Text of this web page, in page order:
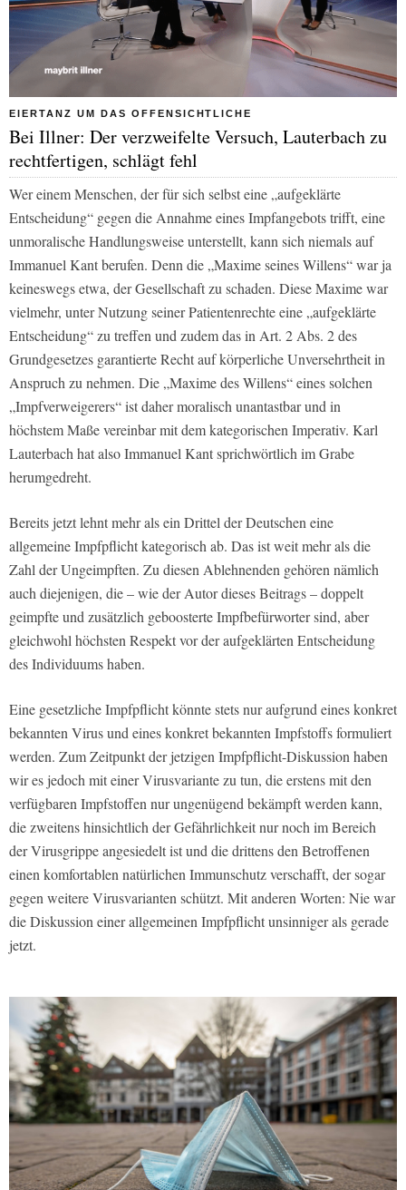
EIERTANZ UM DAS OFFENSICHTLICHE
Bei Illner: Der verzweifelte Versuch, Lauterbach zu
rechtfertigen, schlägt fehl
Wer einem Menschen, der für sich selbst eine „aufgeklärte
Entscheidung“ gegen die Annahme eines Impfangebots trifft, eine
unmoralische Handlungsweise unterstellt, kann sich niemals auf
Immanuel Kant berufen. Denn die „Maxime seines Willens“ war ja
keineswegs etwa, der Gesellschaft zu schaden. Diese Maxime war
vielmehr, unter Nutzung seiner Patientenrechte eine „aufgeklärte
Entscheidung“ zu treffen und zudem das in Art. 2 Abs. 2 des
Grundgesetzes garantierte Recht auf körperliche Unversehrtheit in
Anspruch zu nehmen. Die „Maxime des Willens“ eines solchen
„Impfverweigerers“ ist daher moralisch unantastbar und in
höchstem Maße vereinbar mit dem kategorischen Imperativ. Karl
Lauterbach hat also Immanuel Kant sprichwörtlich im Grabe
herumgedreht.
Bereits jetzt lehnt mehr als ein Drittel der Deutschen eine
allgemeine Impfpflicht kategorisch ab. Das ist weit mehr als die
Zahl der Ungeimpften. Zu diesen Ablehnenden gehören nämlich
auch diejenigen, die – wie der Autor dieses Beitrags – doppelt
geimpfte und zusätzlich geboosterte Impfbefürworter sind, aber
gleichwohl höchsten Respekt vor der aufgeklärten Entscheidung
des Individuums haben.
Eine gesetzliche Impfpflicht könnte stets nur aufgrund eines konkret
bekannten Virus und eines konkret bekannten Impfstoffs formuliert
werden. Zum Zeitpunkt der jetzigen Impfpflicht-Diskussion haben
wir es jedoch mit einer Virusvariante zu tun, die erstens mit den
verfügbaren Impfstoffen nur ungenügend bekämpft werden kann,
die zweitens hinsichtlich der Gefährlichkeit nur noch im Bereich
der Virusgrippe angesiedelt ist und die drittens den Betroffenen
einen komfortablen natürlichen Immunschutz verschafft, der sogar
gegen weitere Virusvarianten schützt. Mit anderen Worten: Nie war
die Diskussion einer allgemeinen Impfpflicht unsinniger als gerade
jetzt.